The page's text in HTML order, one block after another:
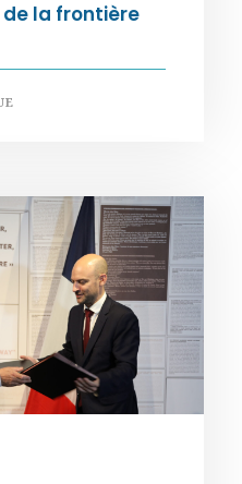
la frontière